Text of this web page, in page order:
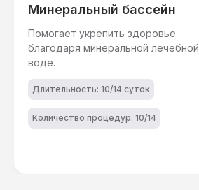
Минеральный бассейн
Помогает укрепить здоровье
благодаря минеральной лечебной
воде.
Длительность: 10/14 суток
Количество процедур: 10/14